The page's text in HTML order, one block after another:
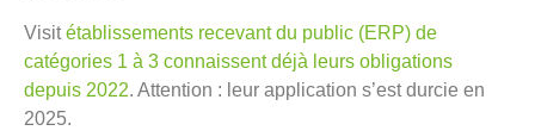
Visitétablissements recevant du public (ERP) de
catégories 1 à 3 connaissent déjà leurs obligations
depuis 2022. Attention : leur application s’est durcie en
2025.